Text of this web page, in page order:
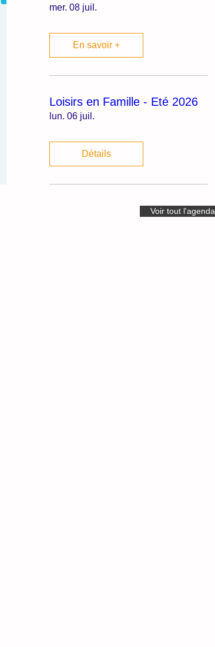
mer. 08 juil.
En savoir +
Loisirs en Famille - Eté 2026
lun. 06 juil.
Détails
Voir tout l'agenda